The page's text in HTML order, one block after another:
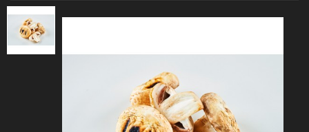
VÝZDOBA A DEKORACE
SLUŽBY